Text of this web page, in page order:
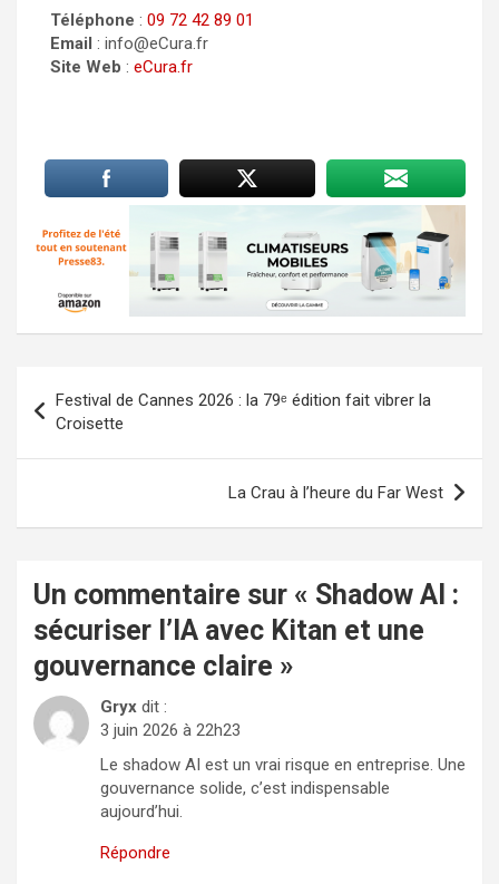
Téléphone : 09 72 42 89 01
Email : info@eCura.fr
Site Web : eCura.fr
de
l’article
Festival de Cannes 2026 : la 79ᵉ édition fait vibrer la
Croisette
La Crau à l’heure du Far West
Un commentaire sur « Shadow AI :
sécuriser l’IA avec Kitan et une
gouvernance claire »
Gryx dit :
3 juin 2026 à 22h23
Le shadow AI est un vrai risque en entreprise. Une
gouvernance solide, c’est indispensable
aujourd’hui.
Répondre